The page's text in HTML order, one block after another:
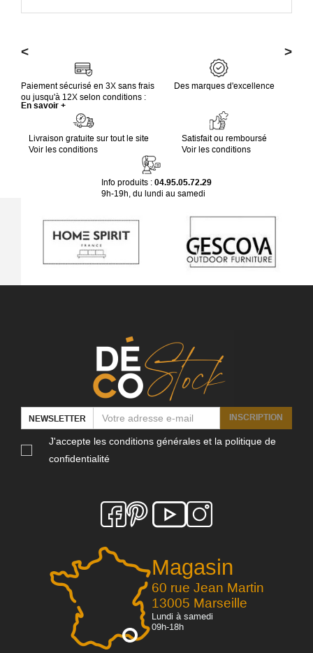
< >
Paiement sécurisé en 3X sans frais
ou jusqu'à 12X selon conditions :
En savoir +
Des marques d'excellence
Livraison gratuite sur tout le site
Voir les conditions
Satisfait ou remboursé
Voir les conditions
Info produits : 04.95.05.72.29
9h-19h, du lundi au samedi
Magasin
60 rue Jean Martin
13005 Marseille
Lundi à samedi
09h-18h
NEWSLETTER INSCRIPTION
J'accepte les conditions générales et la politique de
confidentialité